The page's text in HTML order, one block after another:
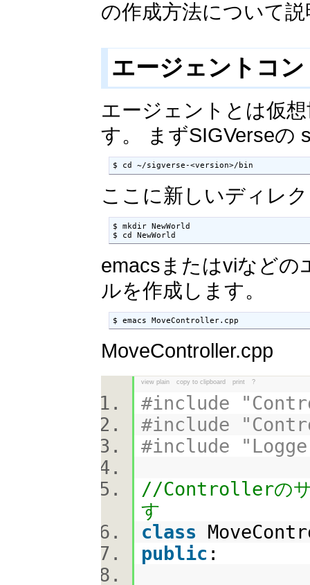
の作成方法について
エージェントコ
エージェントとは仮
す。 まずSIGVerseの
$ cd ~/sigverse-<version>/bin
ここに新しいディレ
$ mkdir NewWorld
$ cd NewWorld
emacsまたはviなどの
ルを作成します。
$ emacs MoveController.cpp
MoveController.cpp
view plain copy to clipboard print ?
#include
#include
#include
//Controllerのサ
class
public :